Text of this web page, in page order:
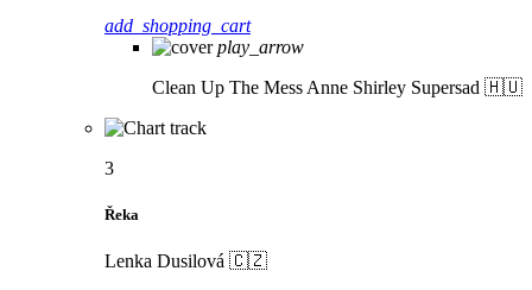
add_shopping_cart
play_arrow
Clean Up The Mess Anne Shirley Supersad 🇭🇺
3
Řeka
Lenka Dusilová 🇨🇿